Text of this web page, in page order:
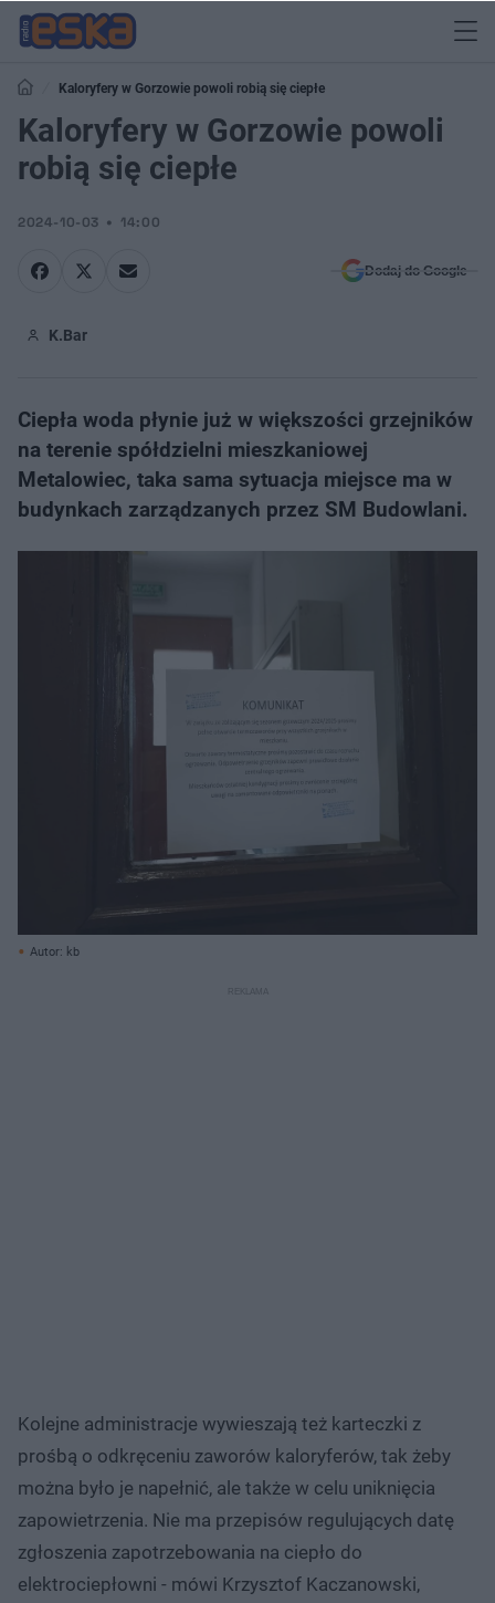
Kaloryfery w Gorzowie powoli robią się ciepłe
Kaloryfery w Gorzowie powoli
robią się ciepłe
2024-10-03 14:00
Dodaj do Google
K.Bar
Ciepła woda płynie już w większości grzejników
na terenie spółdzielni mieszkaniowej
Metalowiec, taka sama sytuacja miejsce ma w
budynkach zarządzanych przez SM Budowlani.
Autor: kb
Kolejne administracje wywieszają też karteczki z
prośbą o odkręceniu zaworów kaloryferów, tak żeby
można było je napełnić, ale także w celu uniknięcia
zapowietrzenia. Nie ma przepisów regulujących datę
zgłoszenia zapotrzebowania na ciepło do
elektrociepłowni - mówi Krzysztof Kaczanowski,